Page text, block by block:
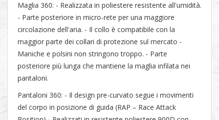
Maglia 360: - Realizzata in poliestere resistente all'umidità.
- Parte posteriore in micro-rete per una maggiore
circolazione dell'aria. - Il collo è compatibile con la
maggior parte dei collari di protezione sul mercato -
Maniche e polsini non stringono troppo. - Parte
posteriore più lunga che mantiene la maglia infilata nei
pantaloni.
Pantaloni 360: - Il design pre-curvato segue i movimenti
del corpo in posizione di guida (RAP – Race Attack